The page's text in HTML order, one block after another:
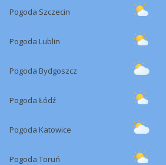
Pogoda Szczecin
Pogoda Lublin
Pogoda Bydgoszcz
Pogoda Łódź
Pogoda Katowice
Pogoda Toruń